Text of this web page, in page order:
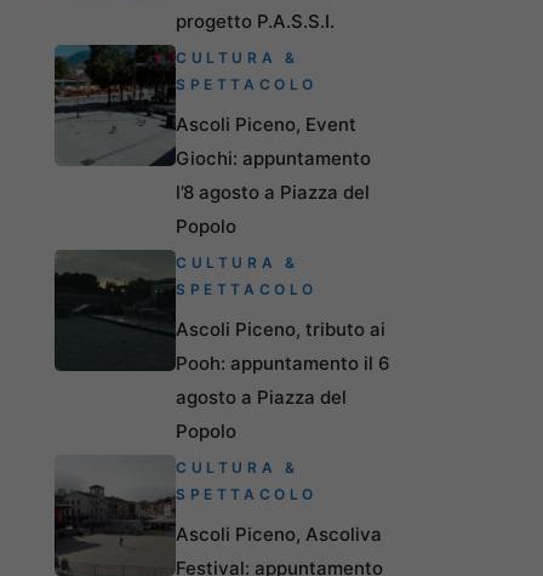
progetto P.A.S.S.I.
CULTURA &
SPETTACOLO
Ascoli Piceno, Event
Giochi: appuntamento
l’8 agosto a Piazza del
Popolo
CULTURA &
SPETTACOLO
Ascoli Piceno, tributo ai
Pooh: appuntamento il 6
agosto a Piazza del
Popolo
CULTURA &
SPETTACOLO
Ascoli Piceno, Ascoliva
Festival: appuntamento